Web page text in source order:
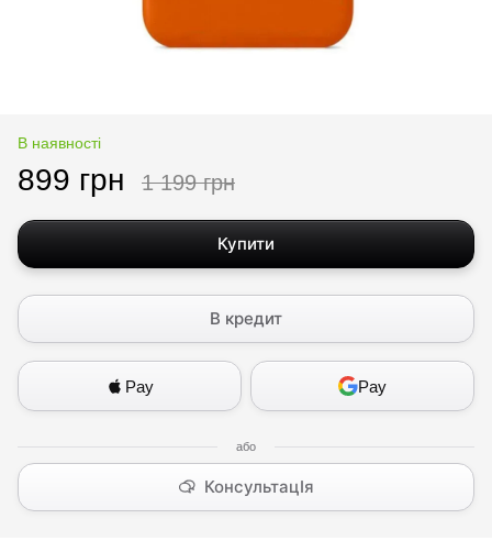
В наявності
899 грн 1 199 грн
Купити
В кредит
Pay Pay
КонсультацІя